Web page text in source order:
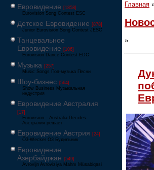
Евровидение [1858]
Eurovision Song Contest ESC
Детское Евровидение [878]
Junior Eurovision Song Contest JESC
Танцевальное
Евровидение [106]
Eurovision Dance Contest EDC
Музыка [257]
Music Songs Поп-музыка Песни
Шоу-бизнес [564]
Show Business Музыкальная
индустрия
Евровидение Австралия
[17]
Eurovision – Australia Decides
Австралия решает
Евровидение Австрия [24]
Ö3-Wecker Ö3 Будильник
Евровидение
Азербайджан [549]
Avrovijn Avroviziya Mahnı Müsabiqəsi
Главная
»